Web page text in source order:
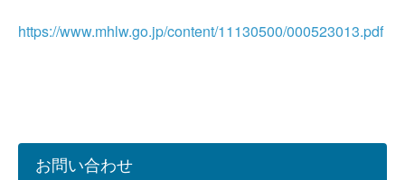
https://www.mhlw.go.jp/content/11130500/000523013.pdf
お問い合わせ